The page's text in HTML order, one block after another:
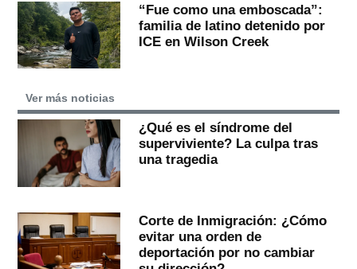
“Fue como una emboscada”:
familia de latino detenido por
ICE en Wilson Creek
Ver más noticias
¿Qué es el síndrome del
superviviente? La culpa tras
una tragedia
Corte de Inmigración: ¿Cómo
evitar una orden de
deportación por no cambiar